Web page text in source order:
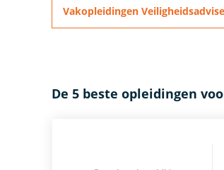
Vakopleidingen
De 5 beste opleidingen